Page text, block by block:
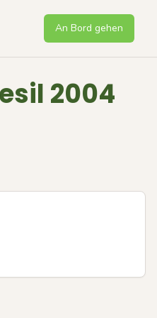
An Bord gehen
2004